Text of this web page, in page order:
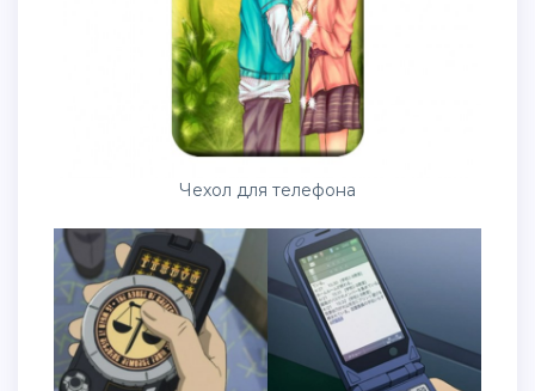
Чехол для телефона